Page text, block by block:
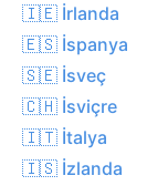
🇮🇪 İrlanda
🇪🇸 İspanya
🇸🇪 İsveç
🇨🇭 İsviçre
🇮🇹 İtalya
🇮🇸 İzlanda